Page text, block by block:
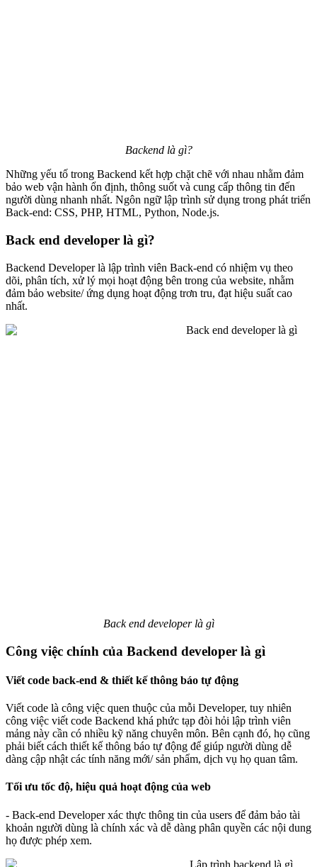
Backend là gì?
Những yếu tố trong Backend kết hợp chặt chẽ với nhau nhằm đảm
bảo web vận hành ổn định, thông suốt và cung cấp thông tin đến
người dùng nhanh nhất. Ngôn ngữ lập trình sử dụng trong phát triển
Back-end: CSS, PHP, HTML, Python, Node.js.
Back end developer là gì?
Backend Developer là lập trình viên Back-end có nhiệm vụ theo
dõi, phân tích, xử lý mọi hoạt động bên trong của website, nhằm
đảm bảo website/ ứng dụng hoạt động trơn tru, đạt hiệu suất cao
nhất.
Back end developer là gì
Công việc chính của Backend developer là gì
Viết code back-end & thiết kế thông báo tự động
Viết code là công việc quen thuộc của mỗi Developer, tuy nhiên
công việc viết code Backend khá phức tạp đòi hỏi lập trình viên
mảng này cần có nhiều kỹ năng chuyên môn. Bên cạnh đó, họ cũng
phải biết cách thiết kế thông báo tự động để giúp người dùng dễ
dàng cập nhật các tính năng mới/ sản phẩm, dịch vụ họ quan tâm.
Tối ưu tốc độ, hiệu quả hoạt động của web
- Back-end Developer xác thực thông tin của users để đảm bảo tài
khoản người dùng là chính xác và dễ dàng phân quyền các nội dung
họ được phép xem.